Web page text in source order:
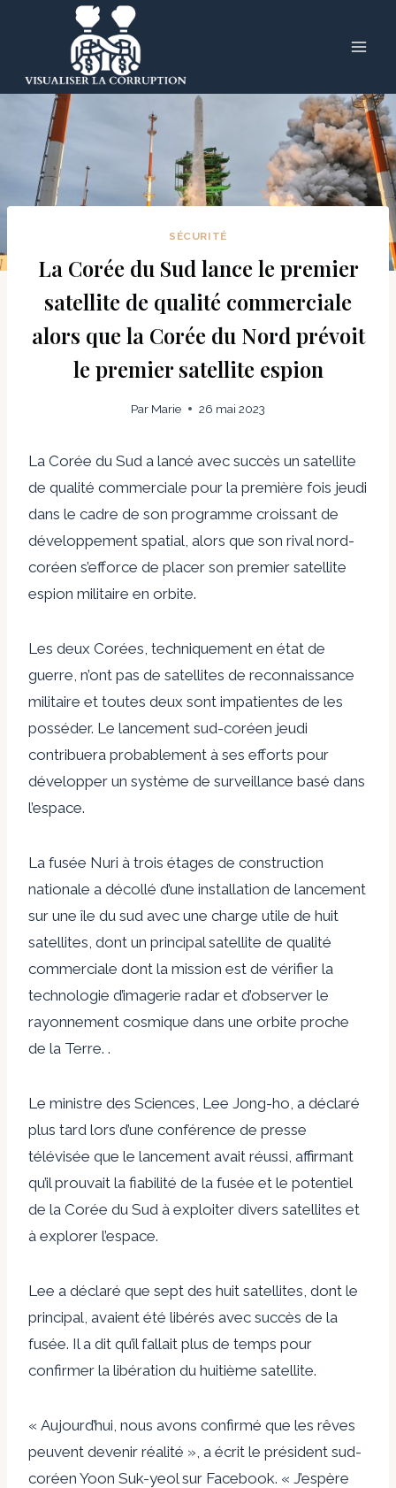
SÉCURITÉ
La Corée du Sud lance le premier
satellite de qualité commerciale
alors que la Corée du Nord prévoit
le premier satellite espion
Par Marie 26 mai 2023
La Corée du Sud a lancé avec succès un satellite
de qualité commerciale pour la première fois jeudi
dans le cadre de son programme croissant de
développement spatial, alors que son rival nord-
coréen s’efforce de placer son premier satellite
espion militaire en orbite.
Les deux Corées, techniquement en état de
guerre, n’ont pas de satellites de reconnaissance
militaire et toutes deux sont impatientes de les
posséder. Le lancement sud-coréen jeudi
contribuera probablement à ses efforts pour
développer un système de surveillance basé dans
l’espace.
La fusée Nuri à trois étages de construction
nationale a décollé d’une installation de lancement
sur une île du sud avec une charge utile de huit
satellites, dont un principal satellite de qualité
commerciale dont la mission est de vérifier la
technologie d’imagerie radar et d’observer le
rayonnement cosmique dans une orbite proche
de la Terre. .
Le ministre des Sciences, Lee Jong-ho, a déclaré
plus tard lors d’une conférence de presse
télévisée que le lancement avait réussi, affirmant
qu’il prouvait la fiabilité de la fusée et le potentiel
de la Corée du Sud à exploiter divers satellites et
à explorer l’espace.
Lee a déclaré que sept des huit satellites, dont le
principal, avaient été libérés avec succès de la
fusée. Il a dit qu’il fallait plus de temps pour
confirmer la libération du huitième satellite.
« Aujourd’hui, nous avons confirmé que les rêves
peuvent devenir réalité », a écrit le président sud-
coréen Yoon Suk-yeol sur Facebook. « J’espère